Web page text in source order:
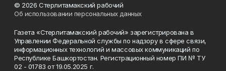
© 2026 Стерлитамакский рабочий
Об использовании персональных данных
Газета «Стерлитамакский рабочий» зарегистрирована в
Управлении Федеральной службы по надзору в сфере связи,
информационных технологий и массовых коммуникаций по
Республике Башкортостан. Регистрационный номер ПИ № ТУ
02 - 01783 от 19.05.2025 г.